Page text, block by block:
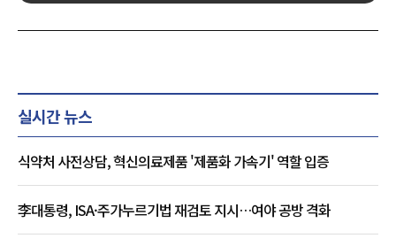
실시간 뉴스
식약처 사전상담, 혁신의료제품 '제품화 가속기' 역할 입증
李대통령, ISA·주가누르기법 재검토 지시…여야 공방 격화